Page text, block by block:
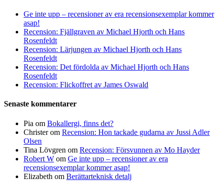
Ge inte upp – recensioner av era recensionsexemplar kommer
asap!
Recension: Fjällgraven av Michael Hjorth och Hans
Rosenfeldt
Recension: Lärjungen av Michael Hjorth och Hans
Rosenfeldt
Recension: Det fördolda av Michael Hjorth och Hans
Rosenfeldt
Recension: Flickoffret av James Oswald
Senaste kommentarer
Pia om Bokallergi, finns det?
Christerom Recension: Hon tackade gudarna av Jussi Adler
Olsen
Tina Lövgren om Recension: Försvunnen av Mo Hayder
Robert W om Ge inte upp – recensioner av era
recensionsexemplar kommer asap!
Elizabeth om Berättarteknisk detalj